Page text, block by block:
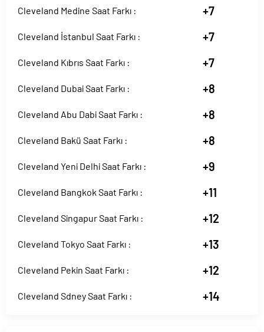
Cleveland Medine Saat Farkı : +7
Cleveland İstanbul Saat Farkı : +7
Cleveland Kıbrıs Saat Farkı : +7
Cleveland Dubai Saat Farkı : +8
Cleveland Abu Dabi Saat Farkı : +8
Cleveland Bakü Saat Farkı : +8
Cleveland Yeni Delhi Saat Farkı : +9
Cleveland Bangkok Saat Farkı : +11
Cleveland Singapur Saat Farkı : +12
Cleveland Tokyo Saat Farkı : +13
Cleveland Pekin Saat Farkı : +12
Cleveland Sdney Saat Farkı : +14